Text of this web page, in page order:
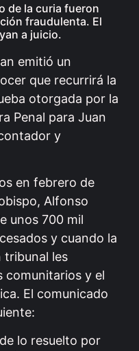
de la curia fueron
fraudulenta. El
a juicio.
emitió un
que recurrirá la
otorgada por la
Penal para Juan
y
en febrero de
Alfonso
unos 700 mil
y cuando la
tribunal les
comunitarios y el
El comunicado
lo resuelto por